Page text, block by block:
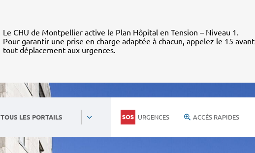
Le CHU de Montpellier active le Plan Hôpital en Tension – Niveau 1.
Pour garantir une prise en charge adaptée à chacun, appelez le 15 avant
tout déplacement aux urgences.
TOUS LES PORTAILS URGENCES ACCÈS RAPIDES